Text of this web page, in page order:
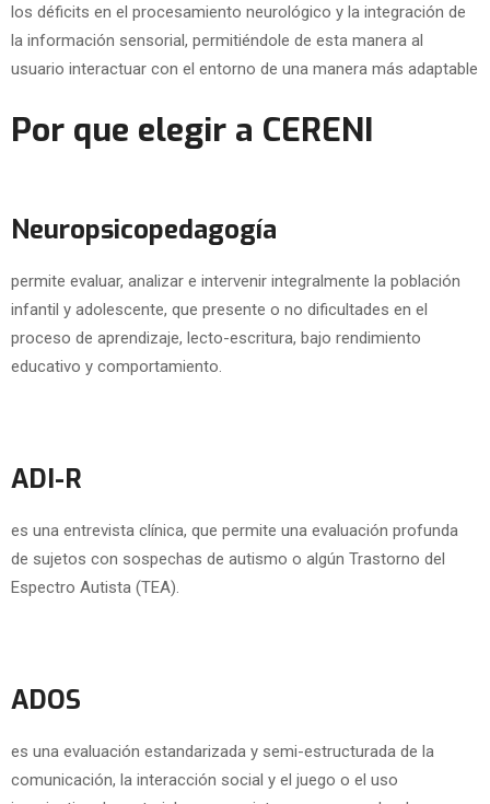
los déficits en el procesamiento neurológico y la integración de
la información sensorial, permitiéndole de esta manera al
usuario interactuar con el entorno de una manera más adaptable
Por que elegir a CERENI
Neuropsicopedagogía
permite evaluar, analizar e intervenir integralmente la población
infantil y adolescente, que presente o no dificultades en el
proceso de aprendizaje, lecto-escritura, bajo rendimiento
educativo y comportamiento.
ADI-R
es una entrevista clínica, que permite una evaluación profunda
de sujetos con sospechas de autismo o algún Trastorno del
Espectro Autista (TEA).
ADOS
es una evaluación estandarizada y semi-estructurada de la
comunicación, la interacción social y el juego o el uso